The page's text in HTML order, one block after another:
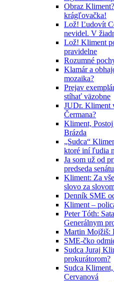
Obraz
krágľovačka!
Lož! Ľudovít
nevidel. V
Lož! Kliment
pravidelne
Rozumné
Klamár a
mozaika?
Prejav
stíhať väzobne
JUDr. Kliment
Čermana?
Kliment,
Brázda
„Sudca“
ktoré iní ľudia
Ja som už od
predseda
Kliment: Za
slovo za
Denník SME
Kliment –
Peter Tóth:
Generálnym
Martin Mojžiš:
SME-čko
Sudca Juraj
prokurátorom?
Sudca
Cervanová